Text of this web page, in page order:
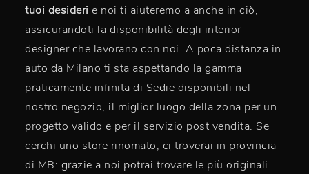
tuoi desideri e noi ti aiuteremo a anche in ciò,
assicurandoti la disponibilità degli interior
designer che lavorano con noi. A poca distanza in
auto da Milano ti sta aspettando la gamma
praticamente infinita di Sedie disponibili nel
nostro negozio, il miglior luogo della zona per un
progetto valido e per il servizio post vendita. Se
cerchi uno store rinomato, ci troverai in provincia
di MB: grazie a noi potrai trovare le più originali